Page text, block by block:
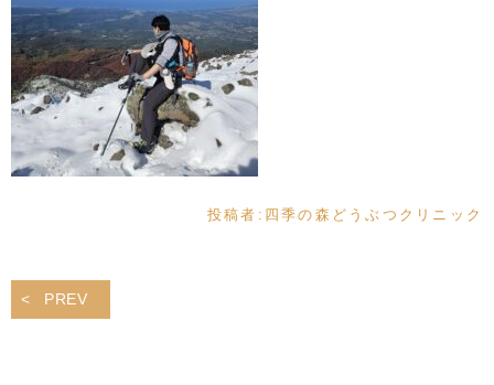
投稿者: 四季の森どうぶつクリニック
PREV